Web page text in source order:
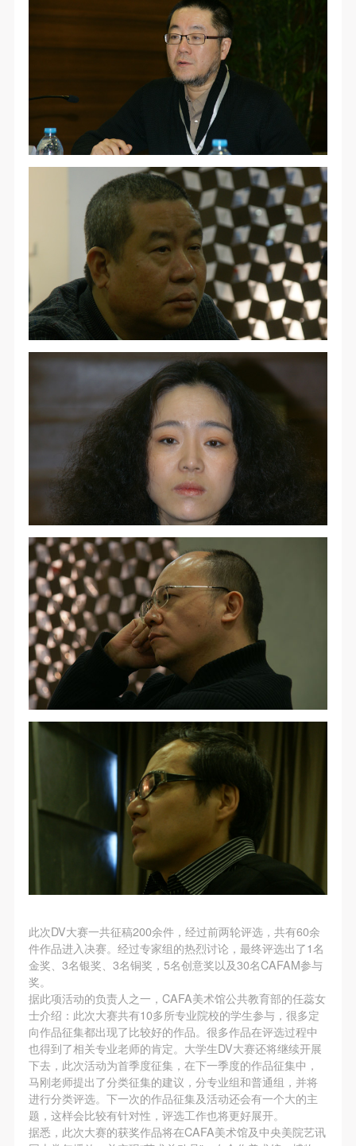
此次DV大赛一共征稿200余件，经过前两轮评选，共有60余
件作品进入决赛。经过专家组的热烈讨论，最终评选出了1名
金奖、3名银奖、3名铜奖，5名创意奖以及30名CAFAM参与
奖。
据此项活动的负责人之一，CAFA美术馆公共教育部的任蕊女
士介绍：此次大赛共有10多所专业院校的学生参与，很多定
向作品征集都出现了比较好的作品。很多作品在评选过程中
也得到了相关专业老师的肯定。大学生DV大赛还将继续开展
下去，此次活动为首季度征集，在下一季度的作品征集中，
马刚老师提出了分类征集的建议，分专业组和普通组，并将
进行分类评选。下一次的作品征集及活动还会有一个大的主
题，这样会比较有针对性，评选工作也将更好展开。
据悉，此次大赛的获奖作品将在CAFA美术馆及中央美院艺讯
参与活动者在参与活动时应当在美术馆工作人员及活
动导师、教师指导下进行，并正确的使用活动中所涉
及到的绘画工具、创作材料及配套设备、设施，若参
与者因个人原因在使用相应绘画工具、创作材料及配
套设备、设施造成个人受伤、伤害他人及造成相应工
具、材料、设备或设施的故障或损坏。参与活动者应
当承当相应的全部责任，并主动赔偿相应的经济损
失。活动中任何非事故当事人及美术馆将不承担人身
事故的任何责任。
中央美术学院美术馆肖像权许可使用协议
根据《中华人民共和国广告法》、《中华人民共和国
民法通则》以及 最高人民法院关于贯彻执行 《中华
人民共和国民法通则》若干问题的意见（试行）>的
有关规定，为明确肖像许可方（甲方）和使用方（乙
方）的权利义务关系，经双方友好协商，甲乙双方就
带有甲方肖像的作品的使用达成如下一致协议：
一、 一般约定
（1）、甲方为本协议中的肖像权人，自愿将自己的
肖像权许可乙方作符合本协议约定和法律规定的用
（2）、乙方中央美术学院美术馆是一所具有标志
性、专业性、国际化的现代公共美术馆。中央美术学
院美术馆与时代同行，努力塑造一个开放、自由、学
术的空间氛围，竭诚与各单位、企业、机构、艺术家
和观众进行良好互动。以学院的学术研究为基础，积
极策划国际、国内多视角、多领域的展览、论坛及公
共教育活动，为美院师生、中外艺术家以及社会公众
提供一个交流、学习、展示的平台。作为一家公益性
单位，其开展的公共教育活动以学术性和公益性为
主。
（3）、乙方为甲方拍摄中央美术学院公共教育部所
二、拍摄内容、使用形式、使用地域范围
（1）、拍摄内容 乙方拍摄的带有甲方肖像的作品内
容包括：①中央美术学院美术馆②中央美术学院校园
内○3由中央美术学院公共教育部策划或执行的一切活
（2）、使用形式 用于中央美术学院图书出版、销售
（3）、使用地域范围
适用地域范围包括国内和国外。
使用肖像的媒介限于不损害甲方肖像权的任何媒介
（如杂志、网络等）。
三、肖像权使用期限
永久使用。
四、许可使用费用
带有甲方肖像作品的拍摄费用由乙方承担。
乙方于拍摄完带有甲方肖像的作品无需支付甲方任何
费用。
参与活动者在参与活动时应当在美术馆工作人员及活
动导师、教师指导下进行，并正确的使用活动中所涉
及到的绘画工具、创作材料及配套设备、设施，若参
与者因个人原因在使用相应绘画工具、创作材料及配
套设备、设施造成个人受伤、伤害他人及造成相应工
具、材料、设备或设施的故障或损坏。参与活动者应
当承当相应的全部责任，并主动赔偿相应的经济损
失。活动中任何非事故当事人及美术馆将不承担人身
事故的任何责任。
中央美术学院美术馆肖像权许可使用协议
根据《中华人民共和国广告法》、《中华人民共和国
民法通则》以及 最高人民法院关于贯彻执行 《中华
人民共和国民法通则》若干问题的意见（试行）>的
有关规定，为明确肖像许可方（甲方）和使用方（乙
方）的权利义务关系，经双方友好协商，甲乙双方就
带有甲方肖像的作品的使用达成如下一致协议：
一、 一般约定
（1）、甲方为本协议中的肖像权人，自愿将自己的
肖像权许可乙方作符合本协议约定和法律规定的用
（2）、乙方中央美术学院美术馆是一所具有标志
性、专业性、国际化的现代公共美术馆。中央美术学
院美术馆与时代同行，努力塑造一个开放、自由、学
术的空间氛围，竭诚与各单位、企业、机构、艺术家
和观众进行良好互动。以学院的学术研究为基础，积
极策划国际、国内多视角、多领域的展览、论坛及公
共教育活动，为美院师生、中外艺术家以及社会公众
提供一个交流、学习、展示的平台。作为一家公益性
单位，其开展的公共教育活动以学术性和公益性为
主。
（3）、乙方为甲方拍摄中央美术学院公共教育部所
二、拍摄内容、使用形式、使用地域范围
（1）、拍摄内容 乙方拍摄的带有甲方肖像的作品内
容包括：①中央美术学院美术馆②中央美术学院校园
内○3由中央美术学院公共教育部策划或执行的一切活
（2）、使用形式 用于中央美术学院图书出版、销售
（3）、使用地域范围
适用地域范围包括国内和国外。
使用肖像的媒介限于不损害甲方肖像权的任何媒介
（如杂志、网络等）。
三、肖像权使用期限
永久使用。
四、许可使用费用
带有甲方肖像作品的拍摄费用由乙方承担。
乙方于拍摄完带有甲方肖像的作品无需支付甲方任何
费用。
参与活动者在参与活动时应当在美术馆工作人员及活
动导师、教师指导下进行，并正确的使用活动中所涉
及到的绘画工具、创作材料及配套设备、设施，若参
与者因个人原因在使用相应绘画工具、创作材料及配
套设备、设施造成个人受伤、伤害他人及造成相应工
具、材料、设备或设施的故障或损坏。参与活动者应
当承当相应的全部责任，并主动赔偿相应的经济损
失。活动中任何非事故当事人及美术馆将不承担人身
事故的任何责任。
中央美术学院美术馆肖像权许可使用协议
根据《中华人民共和国广告法》、《中华人民共和国
民法通则》以及 最高人民法院关于贯彻执行 《中华
人民共和国民法通则》若干问题的意见（试行）>的
有关规定，为明确肖像许可方（甲方）和使用方（乙
方）的权利义务关系，经双方友好协商，甲乙双方就
带有甲方肖像的作品的使用达成如下一致协议：
一、 一般约定
（1）、甲方为本协议中的肖像权人，自愿将自己的
肖像权许可乙方作符合本协议约定和法律规定的用
（2）、乙方中央美术学院美术馆是一所具有标志
性、专业性、国际化的现代公共美术馆。中央美术学
院美术馆与时代同行，努力塑造一个开放、自由、学
术的空间氛围，竭诚与各单位、企业、机构、艺术家
和观众进行良好互动。以学院的学术研究为基础，积
极策划国际、国内多视角、多领域的展览、论坛及公
共教育活动，为美院师生、中外艺术家以及社会公众
提供一个交流、学习、展示的平台。作为一家公益性
单位，其开展的公共教育活动以学术性和公益性为
主。
（3）、乙方为甲方拍摄中央美术学院公共教育部所
二、拍摄内容、使用形式、使用地域范围
（1）、拍摄内容 乙方拍摄的带有甲方肖像的作品内
容包括：①中央美术学院美术馆②中央美术学院校园
内○3由中央美术学院公共教育部策划或执行的一切活
（2）、使用形式 用于中央美术学院图书出版、销售
（3）、使用地域范围
适用地域范围包括国内和国外。
使用肖像的媒介限于不损害甲方肖像权的任何媒介
（如杂志、网络等）。
三、肖像权使用期限
永久使用。
四、许可使用费用
带有甲方肖像作品的拍摄费用由乙方承担。
乙方于拍摄完带有甲方肖像的作品无需支付甲方任何
费用。